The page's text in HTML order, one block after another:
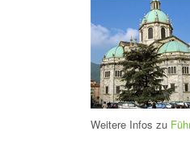
Weitere Infos zu